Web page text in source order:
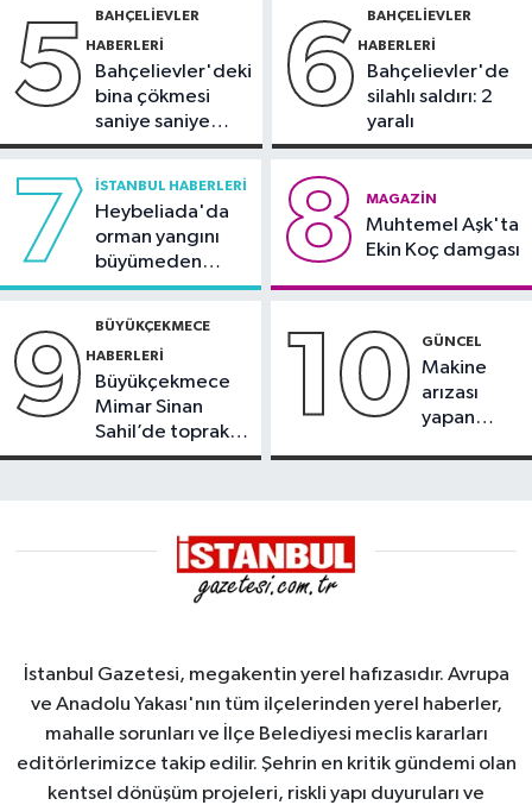
sırasında 2 bina tahliye edildi
5 BAHÇELIEVLER
HABERLERI
Bahçelievler'deki
bina çökmesi
saniye saniye
görüntülendi
6 BAHÇELIEVLER
HABERLERI
Bahçelievler'de
silahlı saldırı: 2
yaralı
7 İSTANBUL HABERLERI
Heybeliada'da
orman yangını
büyümeden
söndürüldü
8 MAGAZIN
Muhtemel Aşk'ta
Ekin Koç damgası
9 BÜYÜKÇEKMECE
HABERLERI
Büyükçekmece
Mimar Sinan
Sahil’de toprak
kayması
10 GÜNCEL
Makine
arızası
yapan
İstanbul Gazetesi, megakentin yerel hafızasıdır. Avrupa
ve Anadolu Yakası'nın tüm ilçelerinden yerel haberler,
mahalle sorunları ve İlçe Belediyesi meclis kararları
editörlerimizce takip edilir. Şehrin en kritik gündemi olan
kentsel dönüşüm projeleri, riskli yapı duyuruları ve